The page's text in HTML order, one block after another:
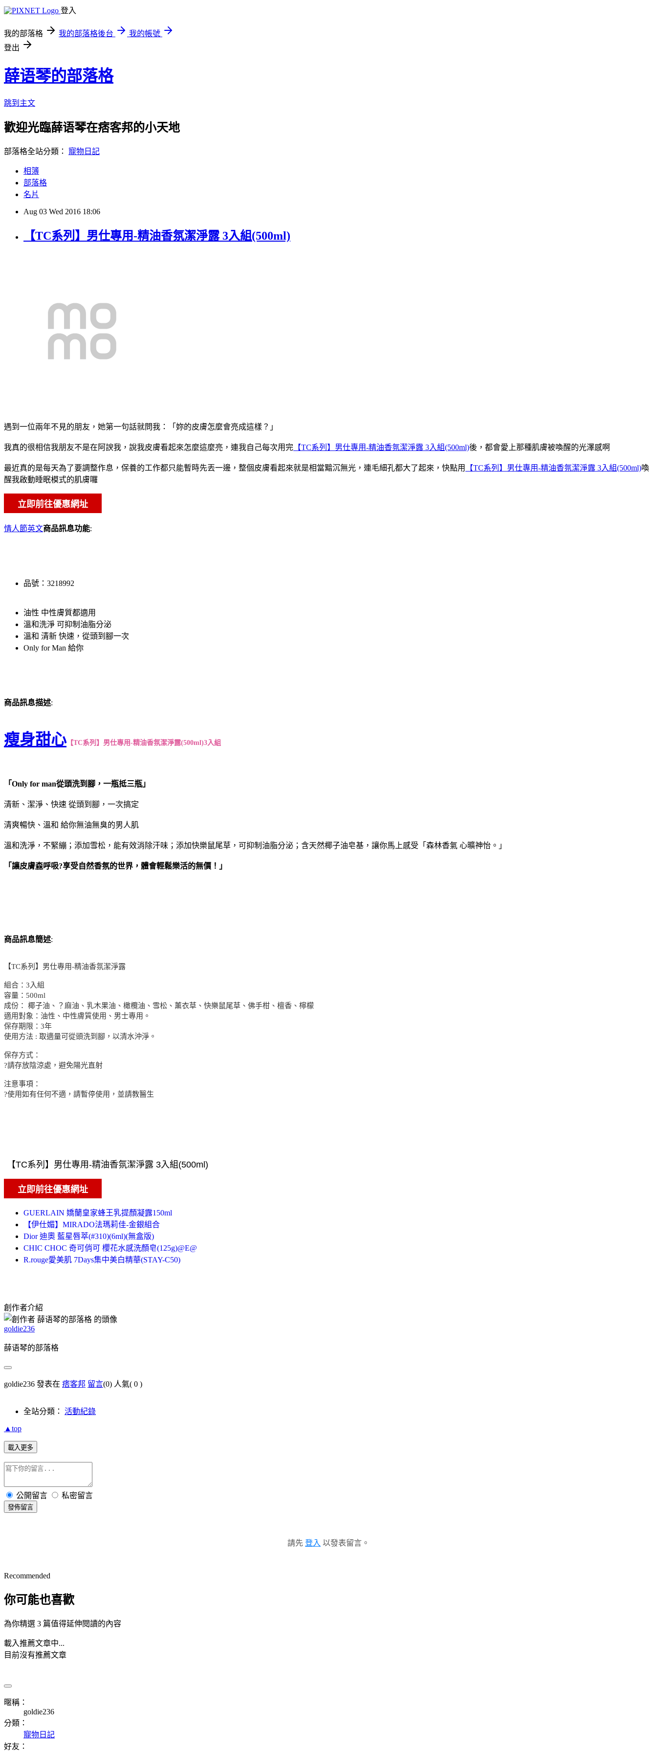
登入
我的部落格 我的部落格後台
我的帳號
登出
薛语琴的部落格
跳到主文
歡迎光臨薛语琴在痞客邦的小天地
部落格全站分類： 寵物日記
相簿
部落格
名片
Aug 03 Wed 2016 18:06
【TC系列】男仕專用-精油香氛潔淨露 3入組(500ml)
遇到一位兩年不見的朋友，她第一句話就問我：「妳的皮膚怎麼會亮成這樣？」
我真的很相信我朋友不是在阿諛我，說我皮膚看起來怎麼這麼亮，連我自己每次用完 【TC系列】男仕專用-精油香氛潔淨露 3入組(500ml)後，都會愛上那種肌膚被喚醒的光澤感啊
最近真的是每天為了要調整作息，保養的工作都只能暫時先丟一邊，整個皮膚看起來就是相當黯沉無光，連毛細孔都大了起來，快點用 【TC系列】男仕專用-精油香氛潔淨露 3入組(500ml)喚
醒我啟動睡眠模式的肌膚囉
情人節英文商品訊息功能:
品號：3218992
油性 中性膚質都適用
溫和洗淨 可抑制油脂分泌
溫和 清新 快速，從頭到腳一次
Only for Man 給你
商品訊息描述:
瘦身甜心【TC系列】男仕專用-精油香氛潔淨露(500ml)3入組
「Only for man從頭洗到腳，一瓶抵三瓶」
清新、潔淨、快速 從頭到腳，一次搞定
清爽暢快、溫和 給你無油無臭的男人肌
溫和洗淨，不緊繃；添加雪松，能有效消除汗味；添加快樂鼠尾草，可抑制油脂分泌；含天然椰子油皂基，讓你馬上感受「森林香氣 心曠神怡。」
「讓皮膚森呼吸?享受自然香氛的世界，體會輕鬆樂活的無價！」
商品訊息簡述:
【TC系列】男仕專用-精油香氛潔淨露
組合：3入組
容量：500ml
成份： 椰子油、？麻油、乳木果油、橄欖油、雪松、薰衣草、快樂鼠尾草、佛手柑、檀香、檸檬
適用對象：油性、中性膚質使用、男士專用。
保存期限：3年
使用方法 : 取適量可從頭洗到腳，以清水沖淨。
保存方式：
?請存放陰涼處，避免陽光直射
注意事項：
?使用如有任何不適，請暫停使用，並請教醫生
GUERLAIN 嬌蘭皇家蜂王乳提顏凝露150ml
【伊仕媚】MIRADO法瑪莉佳-金銀組合
Dior 迪奧 藍星唇萃(#310)(6ml)(無盒版)
CHIC CHOC 奇可俏可 櫻花水感洗顏皂(125g)@E@
R.rouge愛美肌 7Days集中美白精華(STAY-C50)
創作者介紹
goldie236
薛语琴的部落格
goldie236 發表在 痞客邦 留言(0) 人氣( 0 )
全站分類： 活動紀錄
▲top
載入更多
公開留言 私密留言
發佈留言
請先 登入 以發表留言。
Recommended
你可能也喜歡
為你精選 3 篇值得延伸閱讀的內容
載入推薦文章中...
目前沒有推薦文章
暱稱：
goldie236
分類：
寵物日記
好友：